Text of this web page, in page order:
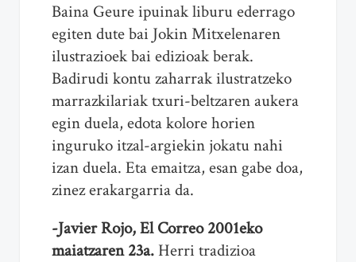
Baina Geure ipuinak liburu ederrago
egiten dute bai Jokin Mitxelenaren
ilustrazioek bai edizioak berak.
Badirudi kontu zaharrak ilustratzeko
marrazkilariak txuri-beltzaren aukera
egin duela, edota kolore horien
inguruko itzal-argiekin jokatu nahi
izan duela. Eta emaitza, esan gabe doa,
zinez erakargarria da.
-Javier Rojo, El Correo 2001eko
maiatzaren 23a. Herri tradizioa